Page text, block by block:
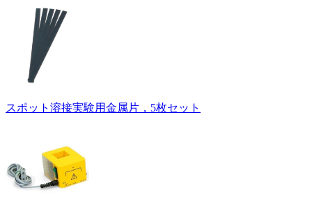
スポット溶接実験用金属片，5枚セット